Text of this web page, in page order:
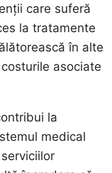
care suferă
la tratamente
în alte
asociate
la
medical